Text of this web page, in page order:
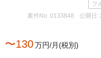
フ
案件No. 0133848
公開日:
〜130万円/月(税別)